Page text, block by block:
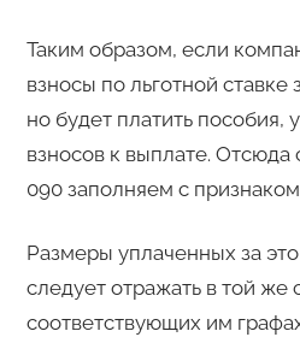
Таким образом, если
взносы по льготной ставке
но будет платить пособия,
взносов к выплате. Отсюда
090 заполняем с признаком
Размеры уплаченных за
следует отражать в той же
соответствующих им